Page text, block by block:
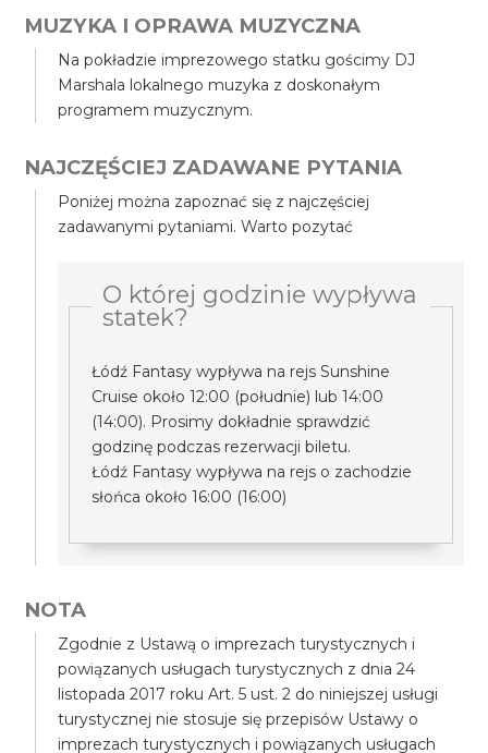
MUZYKA I OPRAWA MUZYCZNA
Na pokładzie imprezowego statku gościmy DJ
Marshala lokalnego muzyka z doskonałym
programem muzycznym.
NAJCZĘŚCIEJ ZADAWANE PYTANIA
Poniżej można zapoznać się z najczęściej
zadawanymi pytaniami. Warto pozytać
O której godzinie wypływa
statek?
Łódź Fantasy wypływa na rejs Sunshine
Cruise około 12:00 (południe) lub 14:00
(14:00). Prosimy dokładnie sprawdzić
godzinę podczas rezerwacji biletu.
Łódź Fantasy wypływa na rejs o zachodzie
słońca około 16:00 (16:00)
NOTA
Zgodnie z Ustawą o imprezach turystycznych i
powiązanych usługach turystycznych z dnia 24
listopada 2017 roku Art. 5 ust. 2 do niniejszej usługi
turystycznej nie stosuje się przepisów Ustawy o
imprezach turystycznych i powiązanych usługach